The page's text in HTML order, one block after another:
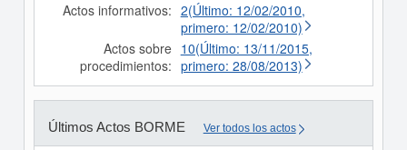
Actos informativos: 2(Último: 12/02/2010,
primero: 12/02/2010)
Actos sobre
procedimientos:
10(Último: 13/11/2015,
primero: 28/08/2013)
Últimos Actos BORME Ver todos los actos